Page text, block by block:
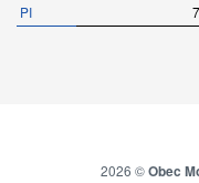
PI
2026 ©Obec